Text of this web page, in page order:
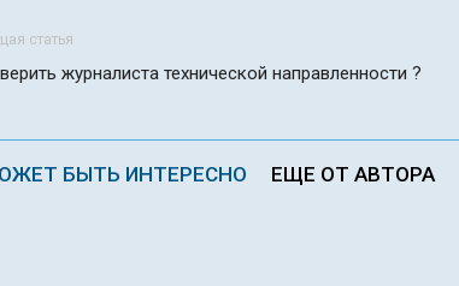
статья
журналиста технической направленности ?
БЫТЬ ИНТЕРЕСНО ЕЩЕ ОТ АВТОРА